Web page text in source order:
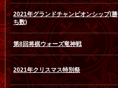
2021年グランドチャンピオンシップ(勝
ち数)
第8回将棋ウォーズ竜神戦
2021年クリスマス特別祭